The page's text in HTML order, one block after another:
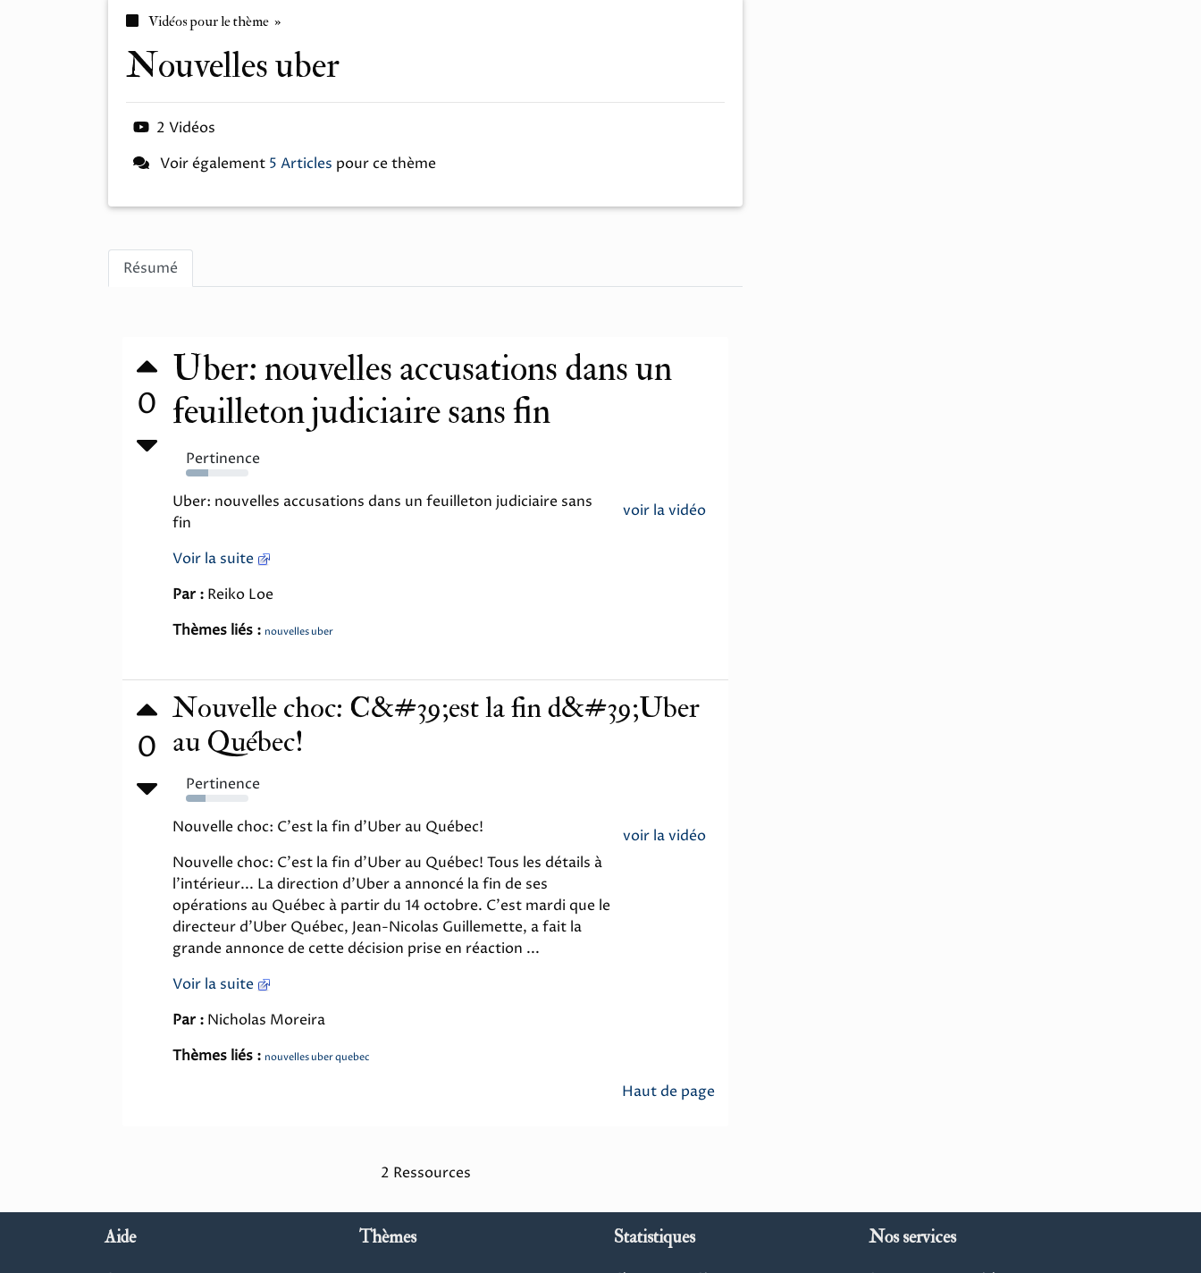
Vidéos pour le thème »
nouvelles uber
2 Vidéos
Voir également 5 Articles pour ce thème
Résumé
0
Uber: nouvelles accusations dans un
feuilleton judiciaire sans fin
Pertinence
35%
voir la vidéo
Uber: nouvelles accusations dans un feuilleton judiciaire sans
fin
Voir la suite
Par : Reiko Loe
Thèmes liés : nouvelles uber
0
Nouvelle choc: C&#39;est la fin d&#39;Uber
au Québec!
Pertinence
31%
voir la vidéo
Nouvelle choc: C'est la fin d'Uber au Québec!
Nouvelle choc: C'est la fin d'Uber au Québec! Tous les détails à
l'intérieur... La direction d'Uber a annoncé la fin de ses
opérations au Québec à partir du 14 octobre. C'est mardi que le
directeur d'Uber Québec, Jean-Nicolas Guillemette, a fait la
grande annonce de cette décision prise en réaction ...
Voir la suite
Par : Nicholas Moreira
Thèmes liés : nouvelles uber quebec
Haut de page
2 Ressources
Aide Thèmes Statistiques Nos services